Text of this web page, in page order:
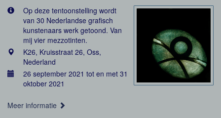
Op deze tentoonstelling wordt
van 30 Nederlandse grafisch
kunstenaars werk getoond. Van
mij vier mezzotinten.
K26, Kruisstraat 26, Oss,
Nederland
26 september 2021 tot en met 31
oktober 2021
Meer informatie